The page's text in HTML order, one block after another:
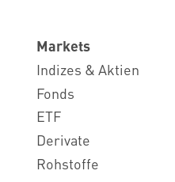
Markets
Indizes & Aktien
Fonds
ETF
Derivate
Rohstoffe